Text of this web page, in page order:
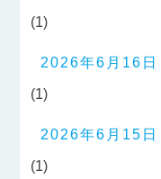
(1)
2026年6月16日
(1)
2026年6月15日
(1)